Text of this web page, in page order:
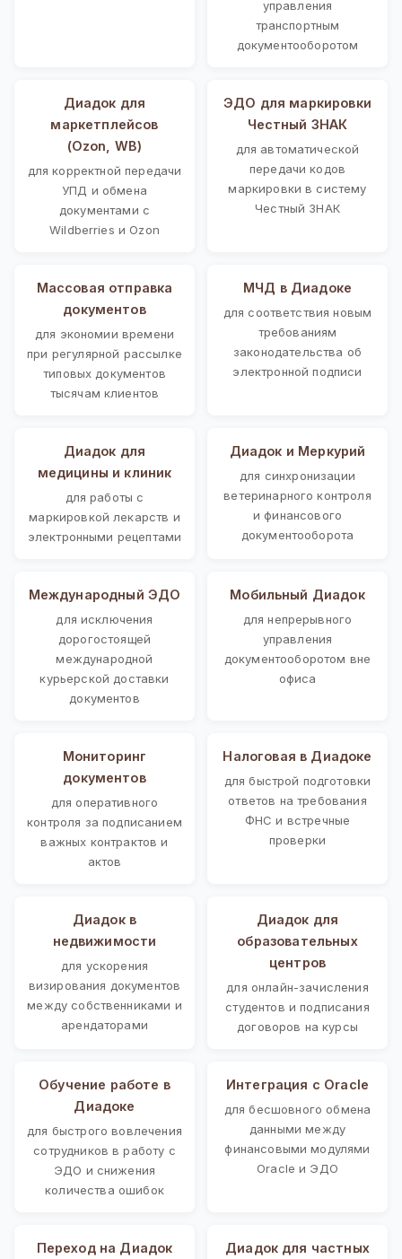
управления
транспортным
документооборотом
Диадок для
маркетплейсов
(Ozon, WB)
для корректной передачи
УПД и обмена
документами с
Wildberries и Ozon
ЭДО для маркировки
Честный ЗНАК
для автоматической
передачи кодов
маркировки в систему
Честный ЗНАК
Массовая отправка
документов
для экономии времени
при регулярной рассылке
типовых документов
тысячам клиентов
МЧД в Диадоке
для соответствия новым
требованиям
законодательства об
электронной подписи
Диадок для
медицины и клиник
для работы с
маркировкой лекарств и
электронными рецептами
Диадок и Меркурий
для синхронизации
ветеринарного контроля
и финансового
документооборота
Международный ЭДО
для исключения
дорогостоящей
международной
курьерской доставки
документов
Мобильный Диадок
для непрерывного
управления
документооборотом вне
офиса
Мониторинг
документов
для оперативного
контроля за подписанием
важных контрактов и
актов
Налоговая в Диадоке
для быстрой подготовки
ответов на требования
ФНС и встречные
проверки
Диадок в
недвижимости
для ускорения
визирования документов
между собственниками и
арендаторами
Диадок для
образовательных
центров
для онлайн-зачисления
студентов и подписания
договоров на курсы
Обучение работе в
Диадоке
для быстрого вовлечения
сотрудников в работу с
ЭДО и снижения
количества ошибок
Интеграция с Oracle
для бесшовного обмена
данными между
финансовыми модулями
Oracle и ЭДО
Переход на Диадок
Диадок для частных